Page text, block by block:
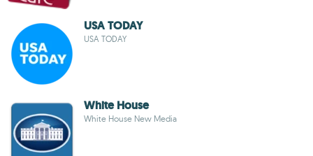
USA TODAY
USA TODAY
White House
White House New Media